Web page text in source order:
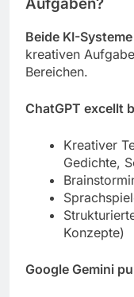
Aufgaben?
Beide KI-
kreativen
Bereichen.
ChatGPT excellt
Kreativer
Gedichte,
Konzepte)
Google Gemini